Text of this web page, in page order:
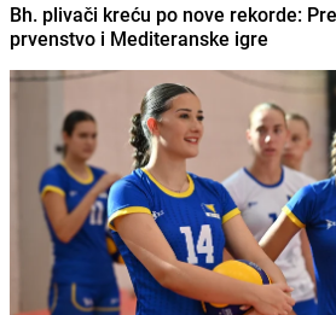
Bh. plivači kreću po nove rekorde:
prvenstvo i Mediteranske igre